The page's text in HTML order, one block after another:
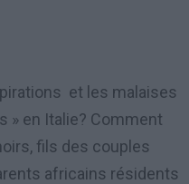
et les malaises
» en Italie? Comment
fils des couples
africains résidents